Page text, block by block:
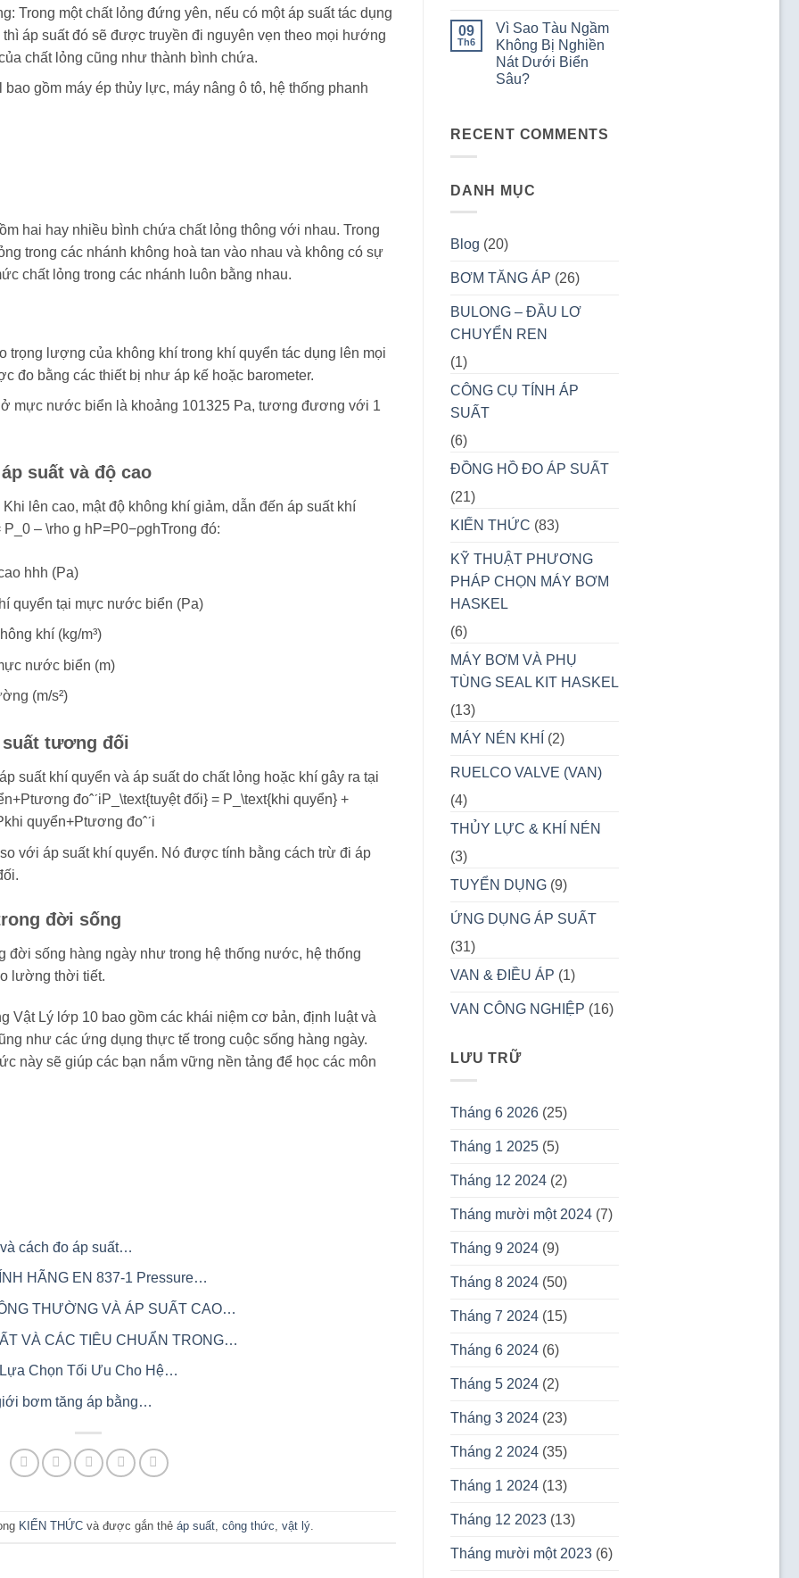
Trong một chất lỏng đứng yên, nếu có một áp suất tác dụng
áp suất đó sẽ được truyền đi nguyên vẹn theo mọi hướng
chất lỏng cũng như thành bình chứa.
gồm máy ép thủy lực, máy nâng ô tô, hệ thống phanh
hai hay nhiều bình chứa chất lỏng thông với nhau. Trong
trong các nhánh không hoà tan vào nhau và không có sự
chất lỏng trong các nhánh luôn bằng nhau.
trọng lượng của không khí trong khí quyển tác dụng lên mọi
đo bằng các thiết bị như áp kế hoặc barometer.
mực nước biển là khoảng 101325 Pa, tương đương với 1
suất và độ cao
Khi lên cao, mật độ không khí giảm, dẫn đến áp suất khí
– \rho g hP=P0​−ρghTrong đó:
hhh (Pa)
quyển tại mực nước biển (Pa)
khí (kg/m³)
nước biển (m)
(m/s²)
tương đối
suất khí quyển và áp suất do chất lỏng hoặc khí gây ra tại
đoˆˊiP_\text{tuyệt đối} = P_\text{khi quyển} +
quyển​+Ptương đoˆˊi​
với áp suất khí quyển. Nó được tính bằng cách trừ đi áp
đời sống
đời sống hàng ngày như trong hệ thống nước, hệ thống
lường thời tiết.
Vật Lý lớp 10 bao gồm các khái niệm cơ bản, định luật và
như các ứng dụng thực tế trong cuộc sống hàng ngày.
này sẽ giúp các bạn nắm vững nền tảng để học các môn
cách đo áp suất…
HÃNG EN 837-1 Pressure…
THƯỜNG VÀ ÁP SUẤT CAO…
VÀ CÁC TIÊU CHUẨN TRONG…
Chọn Tối Ưu Cho Hệ…
bơm tăng áp bằng…
KIẾN THỨCvà được gắn thẻ áp suất, công thức, vật lý.
Áp
Suất
Giúp
Nấu
Ăn
Nhanh
bình
luận
ở
Vì
Sao
Máy
Vỡ
09
Th6
Vì Sao Tàu Ngầm
Không Bị Nghiền
Nát Dưới Biển
Sâu?
luận
ở
Ngầm
Không
Dưới
Sâu?
RECENT COMMENTS
DANH MỤC
Blog (20)
BƠM TĂNG ÁP (26)
BULONG – ĐẦU LƠ
CHUYỂN REN
(1)
CÔNG CỤ TÍNH ÁP
SUẤT
(6)
ĐỒNG HỒ ĐO ÁP SUẤT
(21)
KIẾN THỨC (83)
KỸ THUẬT PHƯƠNG
PHÁP CHỌN MÁY BƠM
HASKEL
(6)
MÁY BƠM VÀ PHỤ
TÙNG SEAL KIT HASKEL
(13)
MÁY NÉN KHÍ
(2)
RUELCO VALVE (VAN)
(4)
THỦY LỰC & KHÍ NÉN
(3)
TUYỂN DỤNG (9)
ỨNG DỤNG ÁP SUẤT
(31)
VAN & ĐIỀU ÁP (1)
VAN CÔNG NGHIỆP (16)
LƯU TRỮ
Tháng 6 2026 (25)
Tháng 1 2025 (5)
Tháng 12 2024 (2)
Tháng mười một 2024 (7)
Tháng 9 2024 (9)
Tháng 8 2024 (50)
Tháng 7 2024 (15)
Tháng 6 2024 (6)
Tháng 5 2024 (2)
Tháng 3 2024 (23)
Tháng 2 2024 (35)
Tháng 1 2024 (13)
Tháng 12 2023 (13)
Tháng mười một 2023 (6)